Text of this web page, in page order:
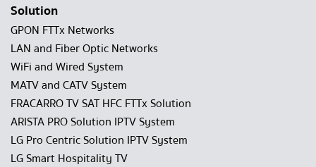
Solution
GPON FTTx Networks
LAN and Fiber Optic Networks
WiFi and Wired System
MATV and CATV System
FRACARRO TV SAT HFC FTTx Solution
ARISTA PRO Solution IPTV System
LG Pro Centric Solution IPTV System
LG Smart Hospitality TV